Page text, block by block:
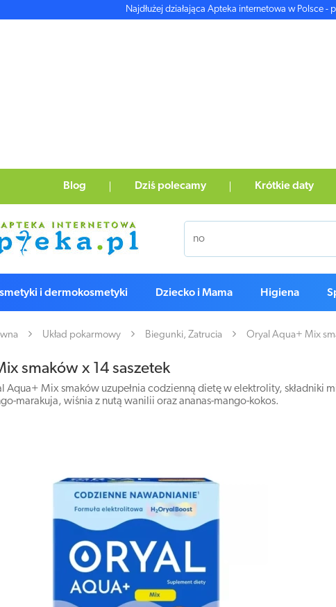
Najdłużej działająca Apteka internetowa w Polsce -
Blog Dziś polecamy Krótkie daty
i dermokosmetyki Dziecko i Mama Higiena
Układ pokarmowy Biegunki, Zatrucia Oryal Aqua+ Mix
smaków x 14 saszetek
Aqua+ Mix smaków uzupełnia codzienną dietę w elektrolity, składniki
marakuja, wiśnia z nutą wanilii oraz ananas-mango-kokos.